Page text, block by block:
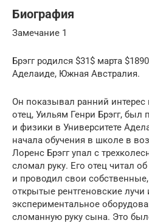
Биография
Замечание 1
Брэгг родился $31$ марта
Аделаиде, Южная Австралия.
Он показывал ранний интерес
отец, Уильям Генри Брэгг,
и физики в Университете
начала обучения в школе в
Лоренс Брэгг упал с
сломал руку. Его отец читал
и проводил свои
открытые рентгеновские лучи
экспериментальное
сломанную руку сына. Это